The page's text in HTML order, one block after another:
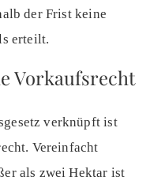
der Frist keine
erteilt.
Vorkaufsrecht
verknüpft ist
Vereinfacht
als zwei Hektar ist